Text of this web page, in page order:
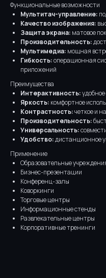
Функциональные возможности
Мультитач-управление:
Качество изображения:
Защита экрана: матовое
Производительность:
Мультимедиа: мощная
Гибкость:операционная
приложений
Преимущества
Интерактивность:
Яркость: комфортное
Контрастность:четкое и
Производительность:
Универсальность:
Удобство:дистанционное
Применение
Образовательные
Бизнес-презентации
Конференц-залы
Коворкинги
Торговые центры
Информационные стенды
Развлекательные центры
Корпоративные тренинги